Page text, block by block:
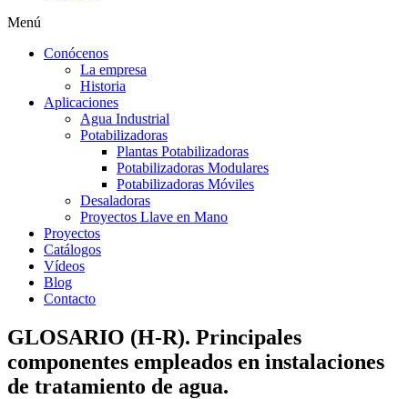
Menú
Conócenos
La empresa
Historia
Aplicaciones
Agua Industrial
Potabilizadoras
Plantas Potabilizadoras
Potabilizadoras Modulares
Potabilizadoras Móviles
Desaladoras
Proyectos Llave en Mano
Proyectos
Catálogos
Vídeos
Blog
Contacto
GLOSARIO (H-R). Principales
componentes empleados en instalaciones
de tratamiento de agua.